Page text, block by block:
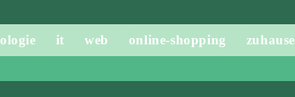
it web online-shopping zuhause